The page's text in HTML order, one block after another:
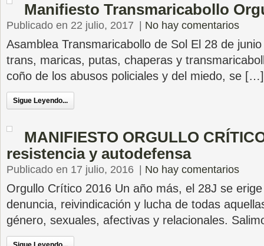
Manifiesto Transmaricabollo
Publicado en 22 julio, 2017 No hay comentarios
Asamblea Transmaricabollo de Sol El 28 de
trans, maricas, putas, chaperas y
coño de los abusos policiales y del miedo, se […]
Sigue Leyendo...
MANIFIESTO ORGULLO
resistencia y autodefensa
Publicado en 17 julio, 2016 No hay comentarios
Orgullo Crítico 2016 Un año más, el 28J se
denuncia, reivindicación y lucha de todas
género, sexuales, afectivas y relacionales.